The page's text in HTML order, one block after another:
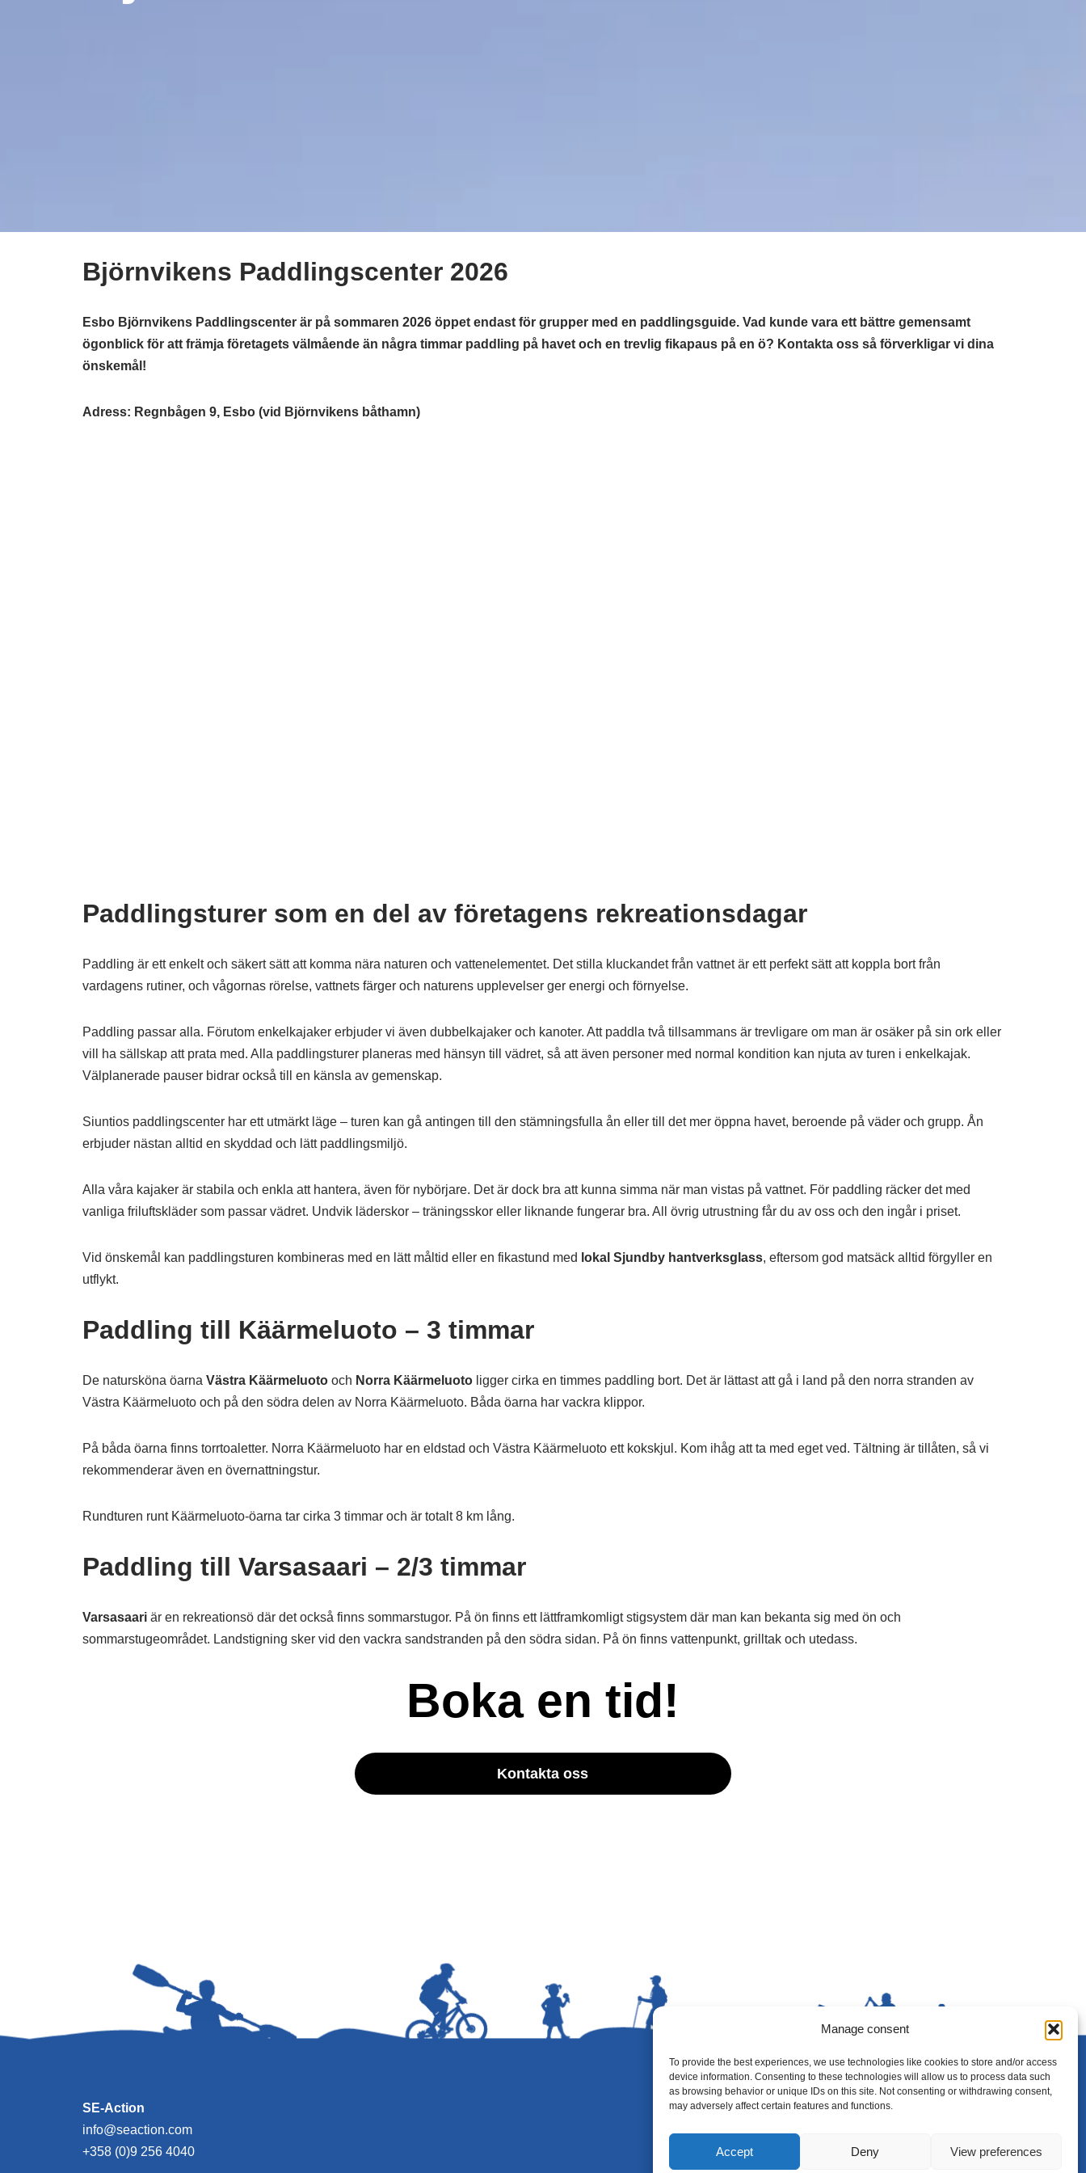
Manage consent
To provide the best experiences, we use technologies like cookies to store and/or access
device information. Consenting to these technologies will allow us to process data such
as browsing behavior or unique IDs on this site. Not consenting or withdrawing consent,
may adversely affect certain features and functions.
Accept Deny View preferences
Björnvikens Paddlingscenter 2026
Esbo Björnvikens Paddlingscenter är på sommaren 2026 öppet endast för grupper med en paddlingsguide. Vad kunde vara ett bättre gemensamt
ögonblick för att främja företagets välmående än några timmar paddling på havet och en trevlig fikapaus på en ö? Kontakta oss så förverkligar vi dina
önskemål!
Adress: Regnbågen 9, Esbo (vid Björnvikens båthamn)
Paddlingsturer som en del av företagens rekreationsdagar
Paddling är ett enkelt och säkert sätt att komma nära naturen och vattenelementet. Det stilla kluckandet från vattnet är ett perfekt sätt att koppla bort från
vardagens rutiner, och vågornas rörelse, vattnets färger och naturens upplevelser ger energi och förnyelse.
Paddling passar alla. Förutom enkelkajaker erbjuder vi även dubbelkajaker och kanoter. Att paddla två tillsammans är trevligare om man är osäker på sin ork eller
vill ha sällskap att prata med. Alla paddlingsturer planeras med hänsyn till vädret, så att även personer med normal kondition kan njuta av turen i enkelkajak.
Välplanerade pauser bidrar också till en känsla av gemenskap.
Siuntios paddlingscenter har ett utmärkt läge – turen kan gå antingen till den stämningsfulla ån eller till det mer öppna havet, beroende på väder och grupp. Ån
erbjuder nästan alltid en skyddad och lätt paddlingsmiljö.
Alla våra kajaker är stabila och enkla att hantera, även för nybörjare. Det är dock bra att kunna simma när man vistas på vattnet. För paddling räcker det med
vanliga friluftskläder som passar vädret. Undvik läderskor – träningsskor eller liknande fungerar bra. All övrig utrustning får du av oss och den ingår i priset.
Vid önskemål kan paddlingsturen kombineras med en lätt måltid eller en fikastund med lokal Sjundby hantverksglass, eftersom god matsäck alltid förgyller en
utflykt.
Paddling till Käärmeluoto – 3 timmar
De natursköna öarna Västra Käärmeluoto och Norra Käärmeluoto ligger cirka en timmes paddling bort. Det är lättast att gå i land på den norra stranden av
Västra Käärmeluoto och på den södra delen av Norra Käärmeluoto. Båda öarna har vackra klippor.
På båda öarna finns torrtoaletter. Norra Käärmeluoto har en eldstad och Västra Käärmeluoto ett kokskjul. Kom ihåg att ta med eget ved. Tältning är tillåten, så vi
rekommenderar även en övernattningstur.
Rundturen runt Käärmeluoto-öarna tar cirka 3 timmar och är totalt 8 km lång.
Paddling till Varsasaari – 2/3 timmar
Varsasaari är en rekreationsö där det också finns sommarstugor. På ön finns ett lättframkomligt stigsystem där man kan bekanta sig med ön och
sommarstugeområdet. Landstigning sker vid den vackra sandstranden på den södra sidan. På ön finns vattenpunkt, grilltak och utedass.
Boka en tid!
Kontakta oss
SE-Action
info@seaction.com
+358 (0)9 256 4040
Kontakta oss